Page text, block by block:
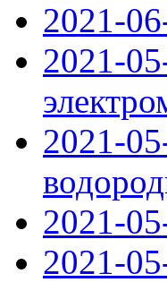
2021-
2021-
2021-
2021-
2021-